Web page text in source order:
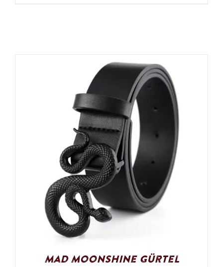
Mad Moonshine Gürtel